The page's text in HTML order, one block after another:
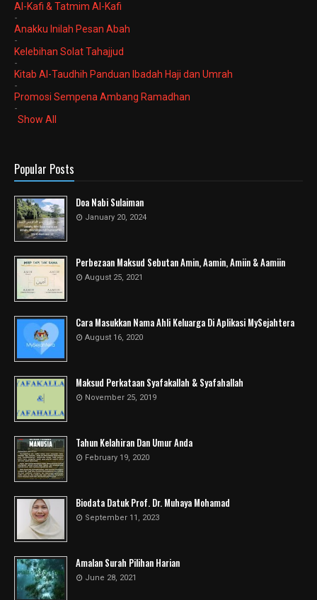
Al-Kafi & Tatmim Al-Kafi
-
Anakku Inilah Pesan Abah
-
Kelebihan Solat Tahajjud
-
Kitab Al-Taudhih Panduan Ibadah Haji dan Umrah
-
Promosi Sempena Ambang Ramadhan
-
Show All
Popular Posts
Doa Nabi Sulaiman
January 20, 2024
Perbezaan Maksud Sebutan Amin, Aamin, Amiin & Aamiin
August 25, 2021
Cara Masukkan Nama Ahli Keluarga Di Aplikasi MySejahtera
August 16, 2020
Maksud Perkataan Syafakallah & Syafahallah
November 25, 2019
Tahun Kelahiran Dan Umur Anda
February 19, 2020
Biodata Datuk Prof. Dr. Muhaya Mohamad
September 11, 2023
Amalan Surah Pilihan Harian
June 28, 2021